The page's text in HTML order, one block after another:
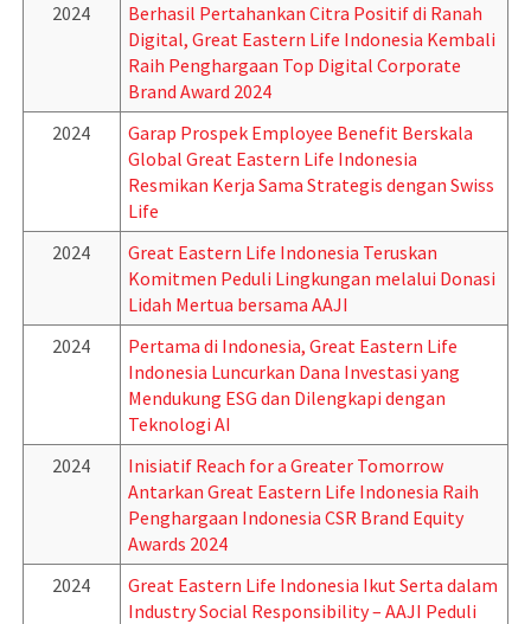
2024
Berhasil Pertahankan Citra Positif di Ranah
Digital, Great Eastern Life Indonesia Kembali
Raih Penghargaan Top Digital Corporate
Brand Award 2024
2024
Garap Prospek Employee Benefit Berskala
Global Great Eastern Life Indonesia
Resmikan Kerja Sama Strategis dengan Swiss
Life
2024
Great Eastern Life Indonesia Teruskan
Komitmen Peduli Lingkungan melalui Donasi
Lidah Mertua bersama AAJI
2024
Pertama di Indonesia, Great Eastern Life
Indonesia Luncurkan Dana Investasi yang
Mendukung ESG dan Dilengkapi dengan
Teknologi AI
2024
Inisiatif Reach for a Greater Tomorrow
Antarkan Great Eastern Life Indonesia Raih
Penghargaan Indonesia CSR Brand Equity
Awards 2024
2024
Great Eastern Life Indonesia Ikut Serta dalam
Industry Social Responsibility – AAJI Peduli